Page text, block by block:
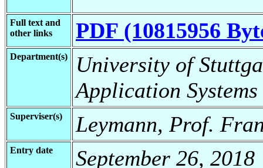
Full text and
other links
PDF (10815956
Department(s)
University of
Application Systems
Superviser(s) Leymann, Prof.
Entry date September 26, 2018